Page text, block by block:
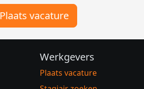
Plaats vacature
Werkgevers
Plaats vacature